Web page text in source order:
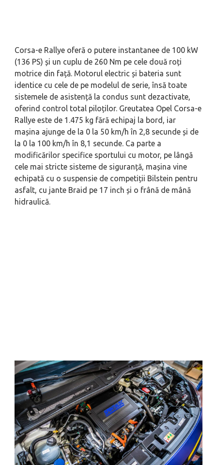
Corsa-e Rallye oferă o putere instantanee de 100 kW
(136 PS) și un cuplu de 260 Nm pe cele două roți
motrice din față. Motorul electric și bateria sunt
identice cu cele de pe modelul de serie, însă toate
sistemele de asistență la condus sunt dezactivate,
oferind control total piloților. Greutatea Opel Corsa-e
Rallye este de 1.475 kg fără echipaj la bord, iar
mașina ajunge de la 0 la 50 km/h în 2,8 secunde și de
la 0 la 100 km/h în 8,1 secunde. Ca parte a
modificărilor specifice sportului cu motor, pe lângă
cele mai stricte sisteme de siguranță, mașina vine
echipată cu o suspensie de competiții Bilstein pentru
asfalt, cu jante Braid pe 17 inch și o frână de mână
hidraulică.